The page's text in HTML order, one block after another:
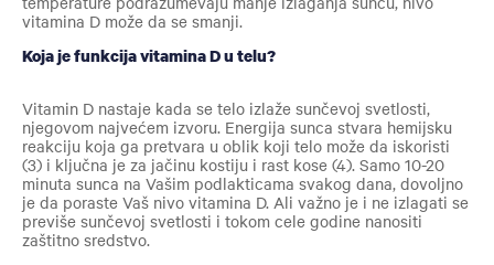
vitamina D može da se smanji.
Koja je funkcija vitamina D u telu?
Vitamin D nastaje kada se telo izlaže sunčevoj svetlosti,
njegovom najvećem izvoru. Energija sunca stvara hemijsku
reakciju koja ga pretvara u oblik koji telo može da iskoristi
(3) i ključna je za jačinu kostiju i rast kose (4). Samo 10-20
minuta sunca na Vašim podlakticama svakog dana, dovoljno
je da poraste Vaš nivo vitamina D. Ali važno je i ne izlagati se
previše sunčevoj svetlosti i tokom cele godine nanositi
zaštitno sredstvo.